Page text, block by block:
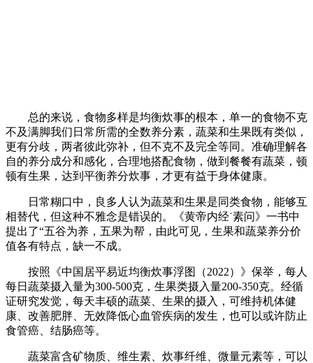
总的来说，食物多样是均衡炊事的根本，单一的食物不克
不及满脚我们日常所需的全数养分素，蔬菜和生果既有类似，
更有分歧，两者彼此弥补，但不克不及完全等同。准确理解各
自的养分成分和感化，合理地搭配食物，做到餐餐有蔬菜，顿
顿有生果，达到平衡养分炊事，才更有益于身体健康。
日常糊口中，良多人认为蔬菜和生果是同类食物，能够互
相替代，但这种不雅念是错误的。《黄帝内经˙素问》一书中
提出了“五谷为养，五果为帮，由此可见，生果和蔬菜养分价
值各有特点，缺一不成。
按照《中国居平易近均衡炊事浮图（2022）》保举，每人
每日蔬菜摄入量为300-500克，生果类摄入量200-350克。经循
证研究发觉，每天丰硕的蔬菜、生果的摄入，可维持机体健
康、改善肥胖、无效降低心血管疾病的发生，也可以或许防止
食管癌、结肠癌等。
蔬菜富含矿物质、维生素、炊事纤维、微量元素等，可以